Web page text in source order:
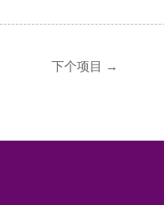
下个项目 →